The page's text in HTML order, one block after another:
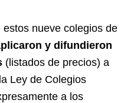
nueve colegios de
y difundieron
(listados de precios) a
Ley de Colegios
a los